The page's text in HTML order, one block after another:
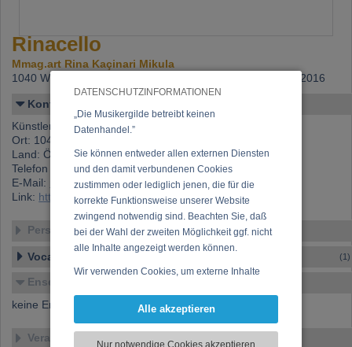
DATENSCHUTZINFORMATIONEN
„Die Musikergilde betreibt keinen
Datenhandel.”
Sie können entweder allen externen Diensten
und den damit verbundenen Cookies
zustimmen oder lediglich jenen, die für die
korrekte Funktionsweise unserer Website
zwingend notwendig sind. Beachten Sie, daß
bei der Wahl der zweiten Möglichkeit ggf. nicht
alle Inhalte angezeigt werden können.
Wir verwenden Cookies, um externe Inhalte
Funktionen für soziale Medien anbieten zu
zu analysieren. Dabei werden ggf.
Alle akzeptieren
Nur notwendige Cookies akzeptieren
Rinacello
Mmag.art Rina Kaçinari Mikula
1040 Wien,
Beitritt: 30.05.2011, letzte Änderung: 28.01.2016
Kontakt
Künstlername: Rinacello
Ort: 1040 Wien
Land: Österreich
Telefon 1: +43 (0)676 596 46 07
E-Mail:
rinacello@yahoo.com
Link: https://www.musikergilde.at/mitglied/3106.htm
Personen-Details
Vocal – Instrumental – Komposition... (1)
Ensembles
keine Ensembles verfügbar
Veranstaltungen